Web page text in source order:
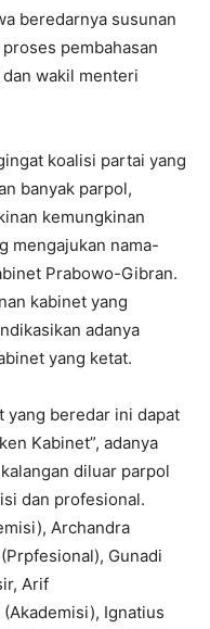
beredarnya susunan
pembahasan
wakil menteri
koalisi partai yang
banyak parpol,
kemungkinan
mengajukan nama-
Prabowo-Gibran.
kabinet yang
adanya
yang ketat.
yang beredar ini dapat
Kabinet”, adanya
diluar parpol
dan profesional.
Archandra
Gunadi
Arif
Ignatius